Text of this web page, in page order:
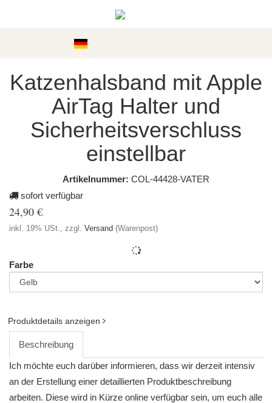
Katzenhalsband mit Apple
AirTag Halter und
Sicherheitsverschluss
einstellbar
Artikelnummer: COL-44428-VATER
sofort verfügbar
24,90 €
inkl. 19% USt., zzgl. Versand (Warenpost)
Farbe
Produktdetails anzeigen
Beschreibung
Ich möchte euch darüber informieren, dass wir derzeit intensiv
an der Erstellung einer detaillierten Produktbeschreibung
arbeiten. Diese wird in Kürze online verfügbar sein, um euch alle